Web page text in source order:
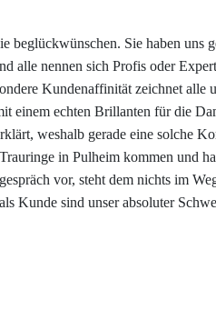
beglückwünschen. Sie haben uns
alle nennen sich Profis oder
Kundenaffinität zeichnet alle
einem echten Brillanten für die
weshalb gerade eine solche
in Pulheim kommen und
vor, steht dem nichts im
Kunde sind unser absoluter